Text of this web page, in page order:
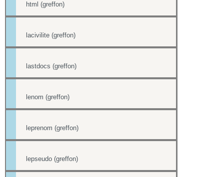
html (greffon)
lacivilite (greffon)
lastdocs (greffon)
lenom (greffon)
leprenom (greffon)
lepseudo (greffon)